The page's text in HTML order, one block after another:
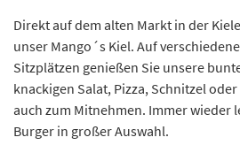
Direkt auf dem alten Markt in der
unser Mango´s Kiel. Auf
Sitzplätzen genießen Sie unsere
knackigen Salat, Pizza, Schnitzel
auch zum Mitnehmen. Immer wieder
Burger in großer Auswahl.